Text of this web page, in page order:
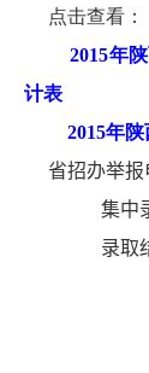
点击查看：
2015年
计表
2015年
省招办举报
集中录取
录取结